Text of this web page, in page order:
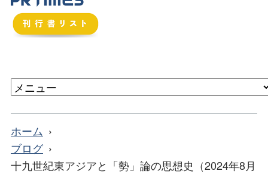
ホーム
ブログ
十九世紀東アジアと「勢」論の思想史（2024年8月